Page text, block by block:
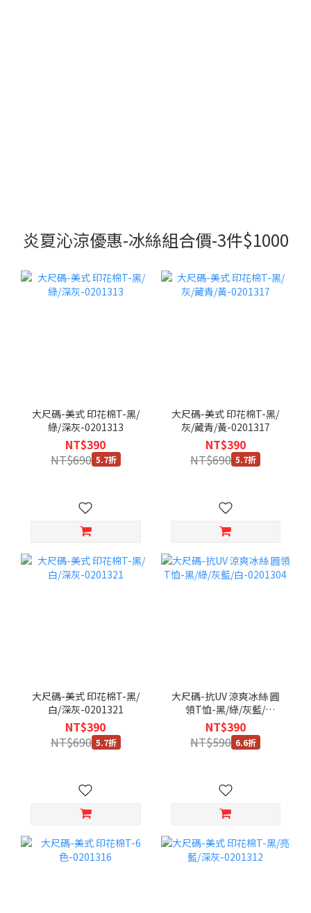
炎夏沁涼優惠-冰絲組合價-3件$1000
大尺碼-美式 印花棉T-黑/
綠/深灰-0201313
NT$390
NT$690 5.7折
大尺碼-美式 印花棉T-黑/
灰/藏青/黃-0201317
NT$390
NT$690 5.7折
大尺碼-美式 印花棉T-黑/
白/深灰-0201321
NT$390
NT$690 5.7折
大尺碼-抗UV 涼爽冰絲 圓
領T恤-黑/綠/灰藍/
白-0201304
NT$390
NT$590 6.6折